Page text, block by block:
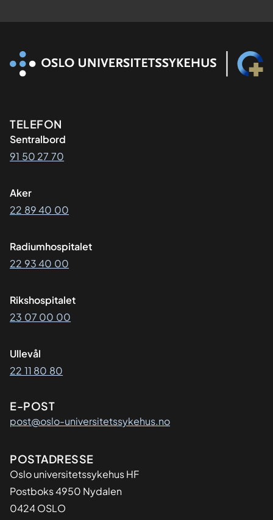
Kontaktinformasjon
TELEFON
Sentralbord
91 50 27 70
Aker
22 89 40 00
Radiumhospitalet
22 93 40 00
Rikshospitalet
23 07 00 00
Ullevål
22 11 80 80
E-POST
post@oslo-universitetssykehus.no
Adresse
POSTADRESSE
Oslo universitetssykehus HF
Postboks 4950 Nydalen
0424 OSLO